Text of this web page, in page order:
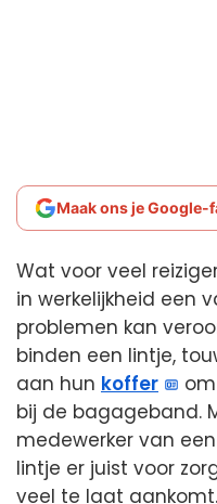
Maak ons je Google-
Wat voor veel
in werkelijkheid een
problemen kan
binden een lintje,
aan hun koffer
bij de bagageband.
medewerker van
lintje er juist voor
veel te laat aankomt.